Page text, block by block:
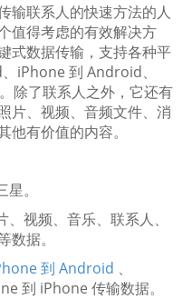
输联系人的快速方法的人
值得考虑的有效解决方
式数据传输，支持各种平
iPhone 到 Android、
除了联系人之外，它还有
片、视频、音频文件、消
有价值的内容。
。
视频、音乐、联系人、
据。
到 Android 、
到 iPhone 传输数据。